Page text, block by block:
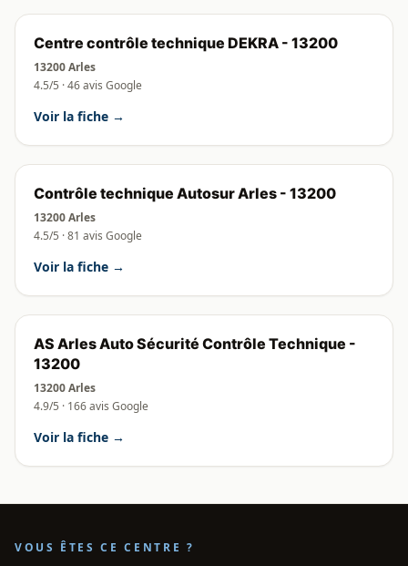
Centre contrôle technique DEKRA - 13200
13200 Arles
4.5/5 · 46 avis Google
Voir la fiche →
Contrôle technique Autosur Arles - 13200
13200 Arles
4.5/5 · 81 avis Google
Voir la fiche →
AS Arles Auto Sécurité Contrôle Technique -
13200
13200 Arles
4.9/5 · 166 avis Google
Voir la fiche →
VOUS ÊTES CE CENTRE ?